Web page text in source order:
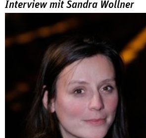
Interview mit Sandra Wollner